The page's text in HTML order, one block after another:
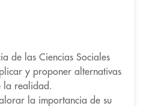
de las Ciencias Sociales
y proponer alternativas
la realidad.
la importancia de su